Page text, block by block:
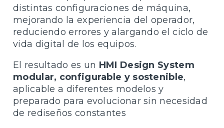
distintas configuraciones de máquina,
mejorando la experiencia del operador,
reduciendo errores y alargando el ciclo de
vida digital de los equipos.
El resultado es un HMI Design System
modular, configurable y sostenible,
aplicable a diferentes modelos y
preparado para evolucionar sin necesidad
de rediseños constantes